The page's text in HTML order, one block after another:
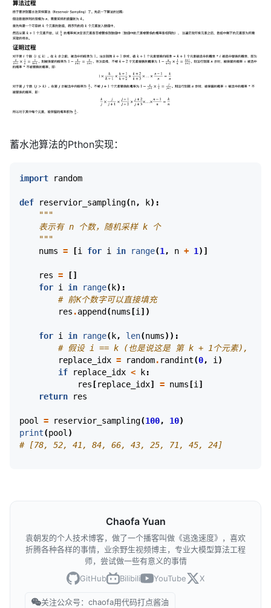
蓄水池算法的Pthon实现：
import random
def reservior_sampling(n, k):
"""
    表示有 n 个数，随机采样 k 个
    """
nums = [i for i in range(1, n + 1)]
res =
[]
for i in range( k):
# 前K个数字可以直接填充
res .append (nums [i])
for i in range( k, len(nums)):
# 假设 i == k (也是说这是 第 k + 1个元素), 那
replace_idx = random. randint(0, i)
if
replace_idx < k:
res [replace_idx] = nums [i]
return
res
pool = reservior_sampling(100, 10)
print(pool)
# [78, 52, 41, 84, 66, 43, 25, 71, 45, 24]
Chaofa Yuan
袁朝发的个人技术博客，做了一个播客叫做《逃逸速度》，喜欢
折腾各种各样的事情，业余野生视频博主，专业大模型算法工程
师，尝试做一些有意义的事情
GitHub
Bilibili YouTube X
关注公众号：chaofa用代码打点酱油